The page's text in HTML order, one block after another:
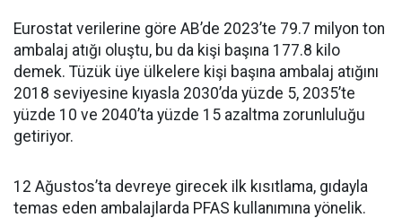
Eurostat verilerine göre AB’de 2023’te 79.7 milyon ton
ambalaj atığı oluştu, bu da kişi başına 177.8 kilo
demek. Tüzük üye ülkelere kişi başına ambalaj atığını
2018 seviyesine kıyasla 2030’da yüzde 5, 2035’te
yüzde 10 ve 2040’ta yüzde 15 azaltma zorunluluğu
getiriyor.
12 Ağustos’ta devreye girecek ilk kısıtlama, gıdayla
temas eden ambalajlarda PFAS kullanımına yönelik.